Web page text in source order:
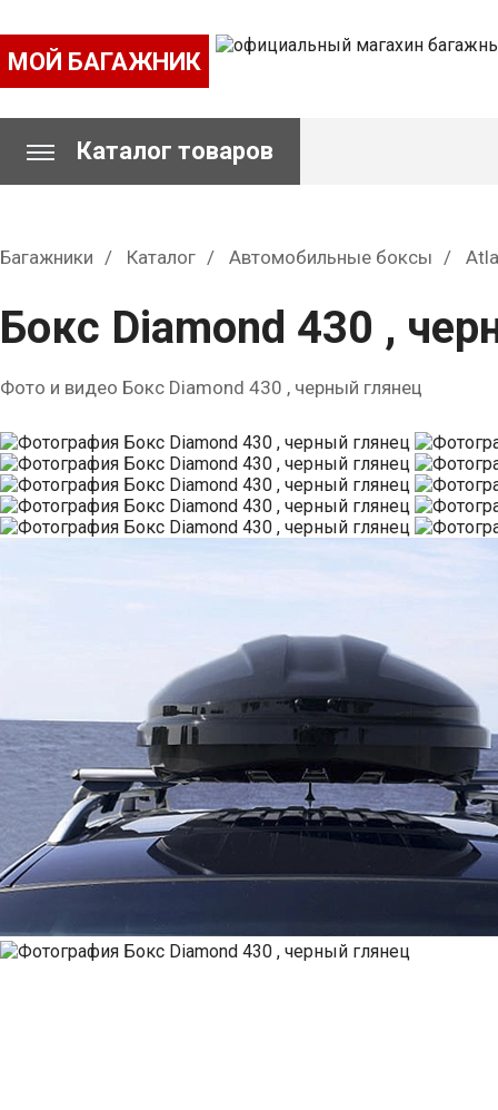
МОЙ БАГАЖНИК
Каталог товаров
Багажники Каталог Автомобильные боксы
Бокс Diamond 430 ,
Фото и видео Бокс Diamond 430 , черный глянец